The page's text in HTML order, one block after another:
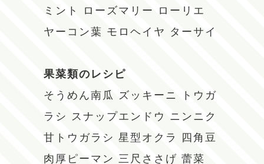
ミント
ローズマリー
ローリエ
ヤーコン葉 モロヘイヤ ターサイ
果菜類のレシピ
そうめん南瓜
ズッキーニ
トウガ
ラシ
スナップエンドウ ニンニク
甘トウガラシ 星型オクラ
四角豆
肉厚ピーマン 三尺ささげ 蕾菜